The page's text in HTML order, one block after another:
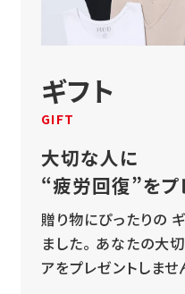
ギフト
GIFT
大切な人に
“疲労回復”をプ
贈り物にぴったりの
ました。 あなたの大
アをプレゼントしませ